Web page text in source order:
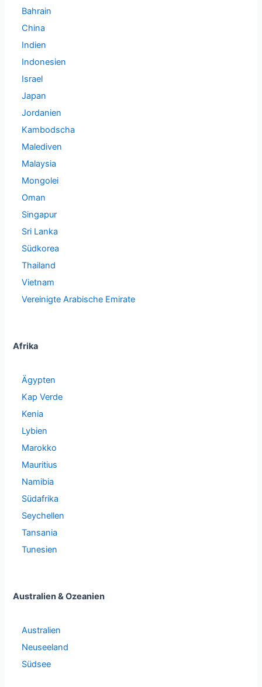
Bahrain
China
Indien
Indonesien
Israel
Japan
Jordanien
Kambodscha
Malediven
Malaysia
Mongolei
Oman
Singapur
Sri Lanka
Südkorea
Thailand
Vietnam
Vereinigte Arabische Emirate
Afrika
Ägypten
Kap Verde
Kenia
Lybien
Marokko
Mauritius
Namibia
Südafrika
Seychellen
Tansania
Tunesien
Australien & Ozeanien
Australien
Neuseeland
Südsee